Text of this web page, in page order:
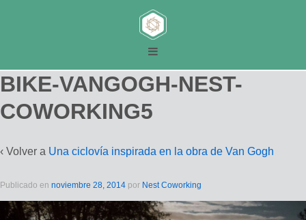
BIKE-VANGOGH-NEST-
COWORKING5
‹ Volver a Una ciclovía inspirada en la obra de Van Gogh
Publicado en noviembre 28, 2014 por Nest Coworking